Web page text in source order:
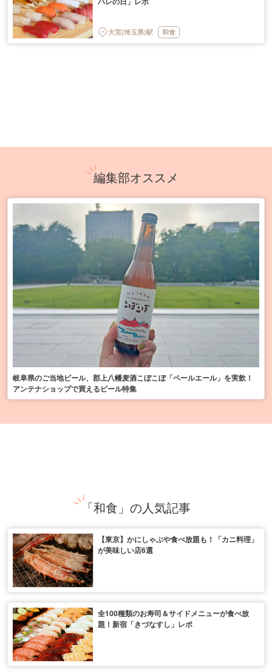
大宮(埼玉県)駅 和食
編集部オススメ
岐阜県のご当地ビール、郡上八幡麦酒こぼこぼ「ペールエール」を実飲！
アンテナショップで買えるビール特集
「和食」の人気記事
【東京】かにしゃぶや食べ放題も！「カニ料理」
が美味しい店6選
全100種類のお寿司＆サイドメニューが食べ放
題！新宿「きづなすし」レポ